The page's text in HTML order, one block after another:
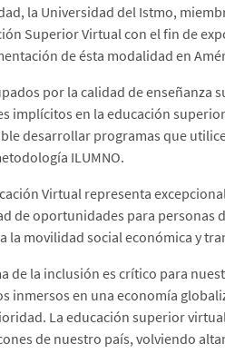
la Universidad del Istmo,
Superior Virtual con el fin de
de ésta modalidad en
por la calidad de enseñanza
implícitos en la educación
desarrollar programas que
ILUMNO.
Virtual representa
de oportunidades para personas
la movilidad social económica y
de la inclusión es crítico para
inmersos en una economía
La educación superior
de nuestro país, volviendo